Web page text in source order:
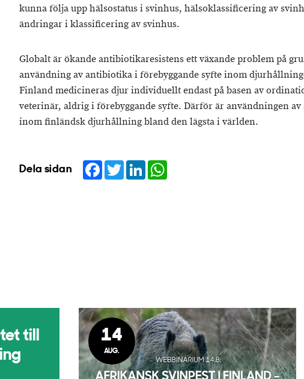
kunna följa upp hälsostatus i svinhus, hälsoklassificering av
ändringar i klassificering av svinhus.
Globalt är ökande antibiotikaresistens ett växande problem på
användning av antibiotika i förebyggande syfte inom
Finland medicineras djur individuellt endast på basen av
veterinär, aldrig i förebyggande syfte. Därför är användningen
inom finländsk djurhållning bland den lägsta i världen.
Dela sidan Facebook
TwitterLinkedIn
till
14
AUG.